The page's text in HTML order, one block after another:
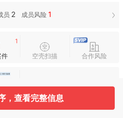
员 2 成员风险 1
1
件 空壳扫描 合作风险
，查看完整信息